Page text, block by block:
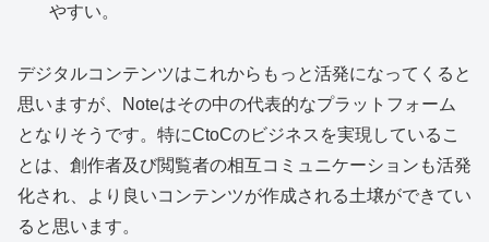
やすい。
デジタルコンテンツはこれからもっと活発になってくると
思いますが、Noteはその中の代表的なプラットフォーム
となりそうです。特にCtoCのビジネスを実現しているこ
とは、創作者及び閲覧者の相互コミュニケーションも活発
化され、より良いコンテンツが作成される土壌ができてい
ると思います。